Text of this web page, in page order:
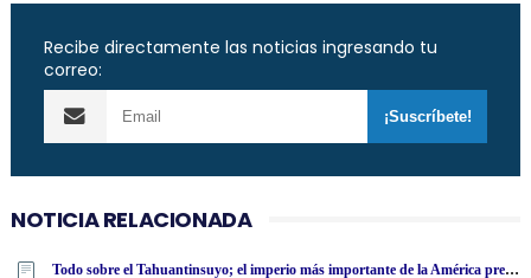
Recibe directamente las noticias ingresando tu
correo:
NOTICIA RELACIONADA
Todo sobre el Tahuantinsuyo; el imperio más importante de la América precolombina